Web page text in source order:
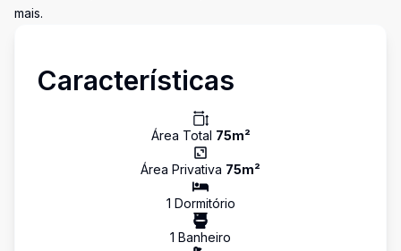
mais.
Características
Área Total 75m²
Área Privativa 75m²
1 Dormitório
1 Banheiro